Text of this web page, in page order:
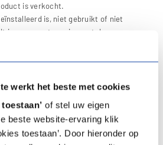
werkt het beste met cookies
of stel uw eigen
beste website-ervaring klik
toestaan’. Door hieronder op
is verkocht.
is, niet gebruikt of niet
in overeenstemming met de
gebruikt zonder productfilters.
verwarmings- en leidingwater niet
zoals deze door de World
zijn gesteld.